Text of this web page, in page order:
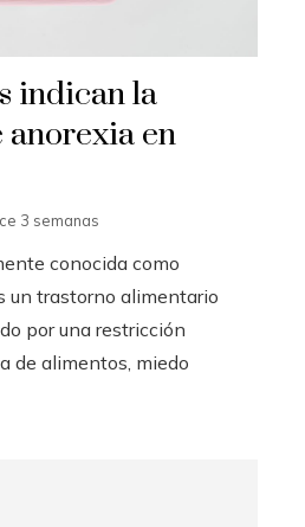
indican la
anorexia en
3 semanas
conocida como
un trastorno alimentario
por una restricción
de alimentos, miedo